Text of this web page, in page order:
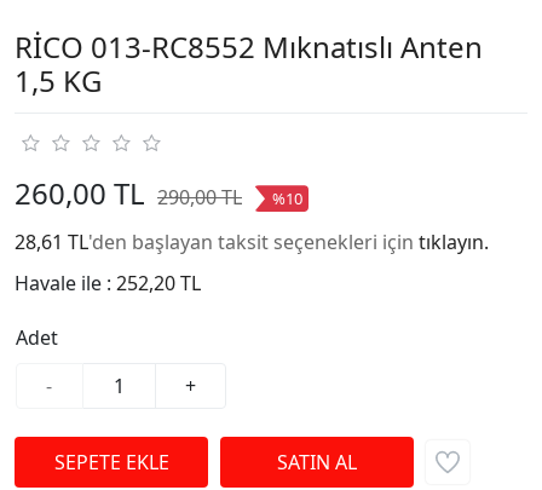
RİCO 013-RC8552 Mıknatıslı Anten
1,5 KG
260,00 TL 290,00 TL %10
28,61 TL'den başlayan taksit seçenekleri için tıklayın.
Havale ile : 252,20 TL
Adet
-
+